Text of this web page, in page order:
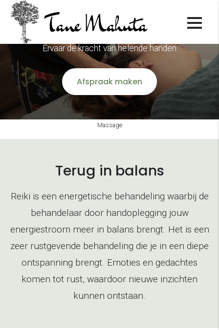
Reiki
Ervaar de kracht van helende handen
Afspraak maken
Massage
Terug in balans
Reiki is een energetische behandeling waarbij de
behandelaar door handoplegging jouw
energiestroom meer in balans brengt. Het is een
zeer rustgevende behandeling die je in een diepe
ontspanning brengt. Emoties en gedachtes
komen tot rust, waardoor nieuwe inzichten
kunnen ontstaan.